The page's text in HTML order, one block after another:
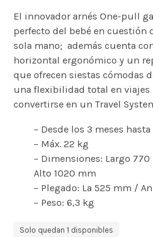
El innovador arnés One-pull
perfecto del bebé en cuestión
sola mano; además cuenta
horizontal ergonómico y un
que ofrecen siestas cómodas
una flexibilidad total en viajes
convertirse en un Travel
– Desde los 3 meses
– Máx. 22 kg
– Dimensiones: Largo
Alto 1020 mm
– Plegado: La 525 mm /
– Peso: 6,3 kg
Solo quedan 1 disponibles